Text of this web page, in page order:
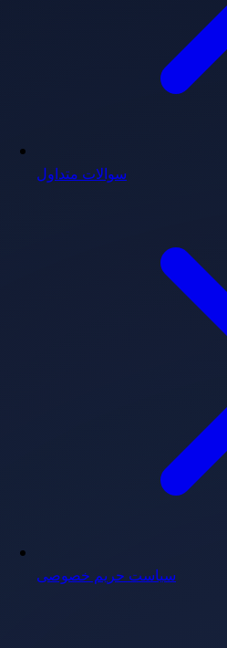
سوالات متداول
سیاست حریم خصوصی